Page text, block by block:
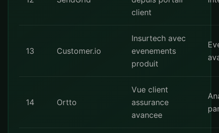
client
13 Customer.io
Insurtech avec
evenements
produit
14 Ortto
Vue client
assurance
avancee